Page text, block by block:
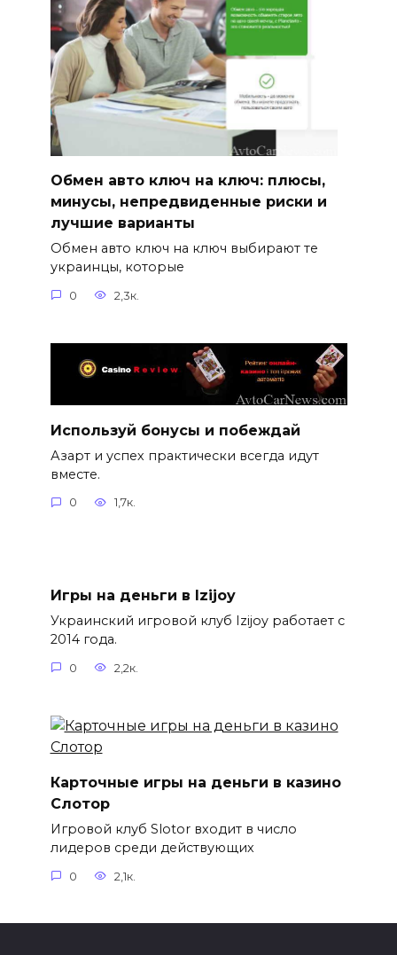
Обмен авто ключ на ключ: плюсы,
минусы, непредвиденные риски и
лучшие варианты
Обмен авто ключ на ключ выбирают те
украинцы, которые
0 2,3к.
Используй бонусы и побеждай
Азарт и успех практически всегда идут
вместе.
0 1,7к.
Игры на деньги в Izijoy
Украинский игровой клуб Izijoy работает с
2014 года.
0 2,2к.
Карточные игры на деньги в казино
Слотор
Игровой клуб Slotor входит в число
лидеров среди действующих
0 2,1к.